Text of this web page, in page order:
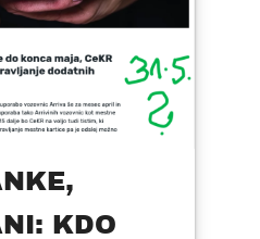
KDO